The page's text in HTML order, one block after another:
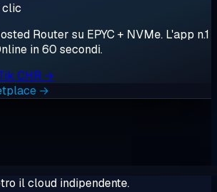
clic
Router su EPYC + NVMe. L'app n.1
in 60 secondi.
CHR →
→
il cloud indipendente.